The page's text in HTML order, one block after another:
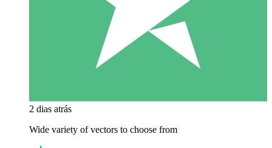
2 dias atrás
Wide variety of vectors to choose from